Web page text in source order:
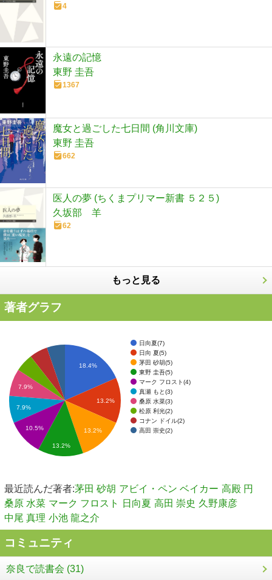
4
永遠の記憶
東野 圭吾
1367
魔女と過ごした七日間 (角川文庫)
東野 圭吾
662
医人の夢 (ちくまプリマー新書 ５２５)
久坂部 羊
62
もっと見る
著者グラフ
日向夏(7)
日向 夏(5)
茅田 砂胡(5)
東野 圭吾(5)
マーク フロスト(4)
真瀬 もと(3)
桑原 水菜(3)
松原 利光(2)
コナン ドイル(2)
高田 崇史(2)
18.4%
13.2%
13.2%
7.9%
7.9%
10.5%
13.2%
最近読んだ著者:茅田 砂胡 アビイ・ペン ベイカー 高殿 円
桑原 水菜 マーク フロスト 日向夏 高田 崇史 久野康彦
中尾 真理 小池 龍之介
コミュニティ
奈良で読書会 (31)